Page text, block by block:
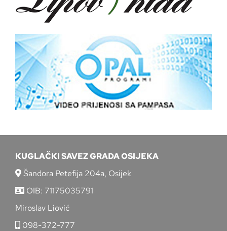
KUGLAČKI SAVEZ GRADA OSIJEKA
Šandora Petefija 204a, Osijek
OIB: 71175035791
Miroslav Liović
098-372-777